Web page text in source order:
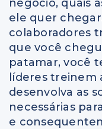
negócio, quais
ele quer
colaboradores
que você
patamar, você
líderes treinem
desenvolva as
necessárias
e